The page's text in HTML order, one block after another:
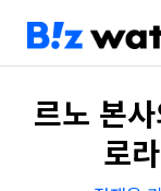
르노 본
로